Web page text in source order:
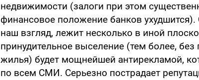
недвижимости (залоги при этом
финансовое положение банков
наш взгляд, лежит несколько в иной
принудительное выселение (тем более, без
жилья) будет мощнейшей антирекламой,
по всем СМИ. Серьезно пострадает